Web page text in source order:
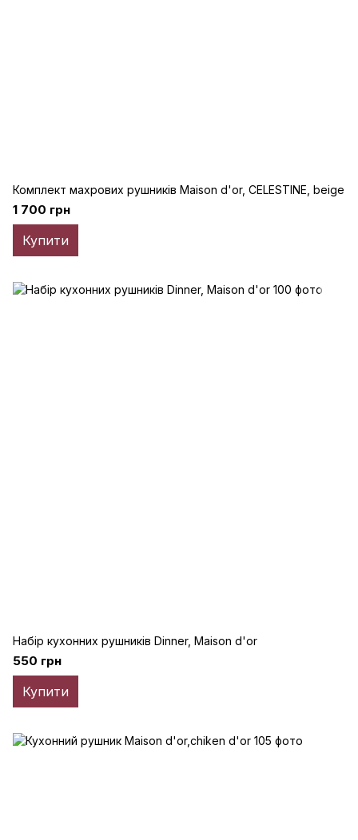
Комплект махрових рушників Maison d'or, CELESTINE, beige
1 700 грн
Купити
Набір кухонних рушників Dinner, Maison d'or
550 грн
Купити